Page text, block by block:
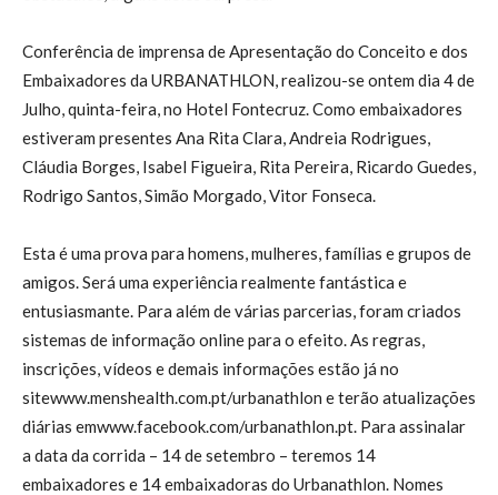
Conferência de imprensa de Apresentação do Conceito e dos
Embaixadores da URBANATHLON, realizou-se ontem dia 4 de
Julho, quinta-feira, no Hotel Fontecruz. Como embaixadores
estiveram presentes Ana Rita Clara, Andreia Rodrigues,
Cláudia Borges, Isabel Figueira, Rita Pereira, Ricardo Guedes,
Rodrigo Santos, Simão Morgado, Vitor Fonseca.
Esta é uma prova para homens, mulheres, famílias e grupos de
amigos. Será uma experiência realmente fantástica e
entusiasmante. Para além de várias parcerias, foram criados
sistemas de informação online para o efeito. As regras,
inscrições, vídeos e demais informações estão já no
sitewww.menshealth.com.pt/urbanathlon e terão atualizações
diárias emwww.facebook.com/urbanathlon.pt. Para assinalar
a data da corrida – 14 de setembro – teremos 14
embaixadores e 14 embaixadoras do Urbanathlon. Nomes